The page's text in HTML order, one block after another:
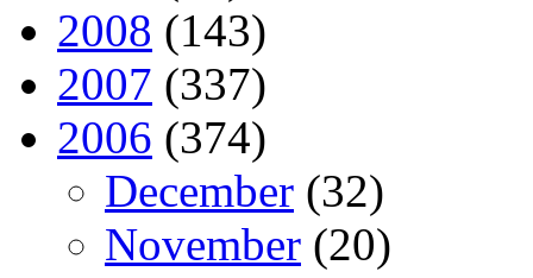
2008 (143)
2007 (337)
2006 (374)
December (32)
November (20)